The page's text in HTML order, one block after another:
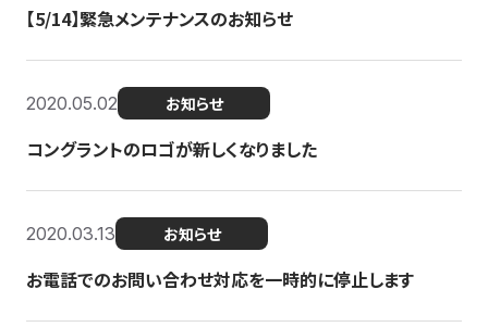
【5/14】緊急メンテナンスのお知らせ
2020.05.02 お知らせ
コングラントのロゴが新しくなりました
2020.03.13 お知らせ
お電話でのお問い合わせ対応を一時的に停止します